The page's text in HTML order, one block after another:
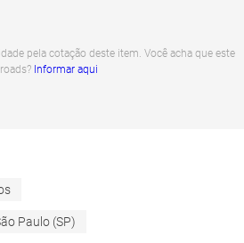
pela cotação deste item. Você acha que este
Informar aqui
Paulo (SP)